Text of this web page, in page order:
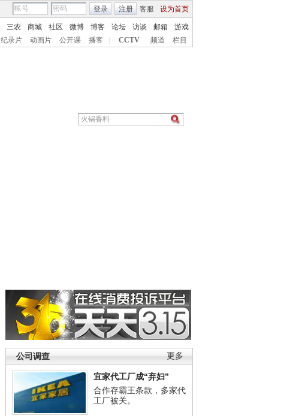
客服 设为首页
登录 注册
三农 商城 社区 微博 博客 论坛 访谈 邮箱
游戏
纪录片 动画片 公开课 播客 CCTV 频道 栏目
更多
公司调查
宜家代工厂成“弃妇”
合作存霸王条款，多家代
工厂被关。